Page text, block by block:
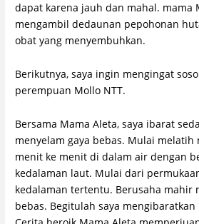
dapat karena jauh dan mahal. mama
mengambil dedaunan pepohonan
obat yang menyembuhkan.
Berikutnya, saya ingin mengingat
perempuan Mollo NTT.
Bersama Mama Aleta, saya ibarat
menyelam gaya bebas. Mulai melatih
menit ke menit di dalam air dengan
kedalaman laut. Mulai dari
kedalaman tertentu. Berusaha mahir
bebas. Begitulah saya